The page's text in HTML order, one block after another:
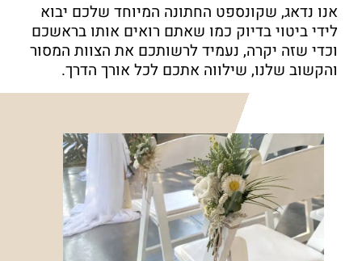
אנו נדאג, שקונספט החתונה המיוחד שלכם יבוא
לידי ביטוי בדיוק כמו שאתם רואים אותו בראשכם
וכדי שזה יקרה, נעמיד לרשותכם את הצוות המסור
והקשוב שלנו, שילווה אתכם לכל אורך הדרך.